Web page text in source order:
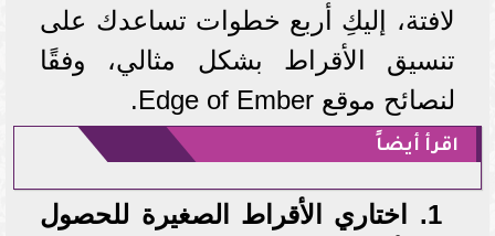
لافتة، إليكِ أربع خطوات تساعدك على
تنسيق الأقراط بشكل مثالي، وفقًا
لنصائح موقع Edge of Ember.
اقرأ أيضاً
1. اختاري الأقراط الصغيرة للحصول